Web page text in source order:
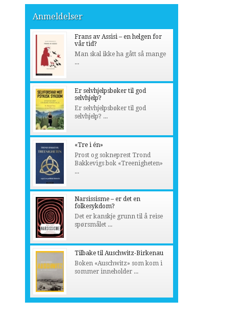
Anmeldelser
Frans av Assisi – en helgen for
vår tid?
Man skal ikke ha gått så mange
...
Er selvhjelpsbøker til god
selvhjelp?
Er selvhjelpsbøker til god
selvhjelp? ...
«Tre i én»
Prost og sokneprest Trond
Bakkevigs bok «Treenigheten»
...
Narsissisme – er det en
folkesykdom?
Det er kanskje grunn til å reise
spørsmålet ...
Tilbake til Auschwitz-Birkenau
Boken «Auschwitz» som kom i
sommer inneholder ...